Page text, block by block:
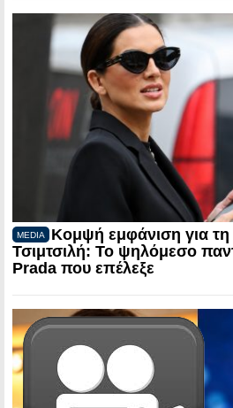
MEDIA
Κομψή εμφάνιση για τη
Τσιμτσιλή: Το ψηλόμεσο
Prada που επέλεξε